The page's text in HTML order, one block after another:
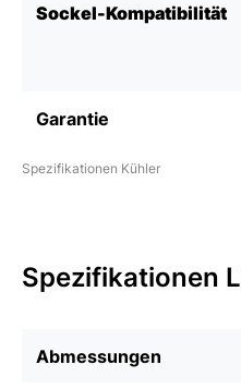
Sockel-Kompatibilität
Garantie
Spezifikationen Kühler
Spezifikationen
Abmessungen